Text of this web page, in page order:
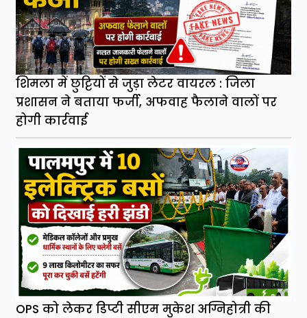
शिमला में छुट्टियों से जुड़ा लेटर वायरल : जिला
प्रशासन ने बताया फर्जी, अफवाह फैलाने वालों पर
होगी कार्रवाई
OPS को लेकर डिप्टी सीएम मुकेश अग्निहोत्री की